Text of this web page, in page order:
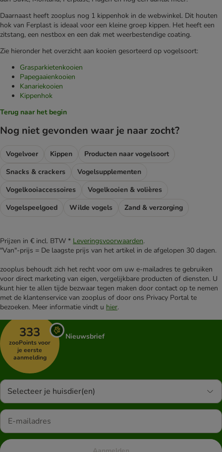
Daarnaast heeft zooplus nog 1 kippenhok in de webwinkel. Dit houten
hok van Ferplast is ideaal voor een kleine groep kippen. Het heeft een
zitstang, een nestbox en een dak met weerbestendige coating.
Zie hieronder het overzicht aan kooien gesorteerd op vogelsoort:
Grasparkietenkooien
Papegaaienkooien
Kanariekooien
Kippenhok
Terug naar het begin
Nog niet gevonden waar je naar zocht?
Vogelvoer Kippen
Producten naar vogelsoort
Snacks & crackers
Vogelsupplementen
Vogelkooiaccessoires
Vogelkooien & volières
Vogelspeelgoed
Wilde vogels Zand & verzorging
Prijzen in € incl. BTW * Leveringsvoorwaarden.
"Van"-prijs = De laagste prijs van het artikel in de afgelopen 30 dagen.
zooplus behoudt zich het recht voor om uw e-mailadres te gebruiken
voor direct marketing van eigen, vergelijkbare producten of diensten. U
kunt hier te allen tijde bezwaar tegen maken door contact op te nemen
met de klantenservice van zooplus of door ons Privacy Portal te
bezoeken. Meer informatie vindt u hier.
333
zooPoints voor
je eerste
aanmelding
Nieuwsbrief
Selecteer je huisdier(en)